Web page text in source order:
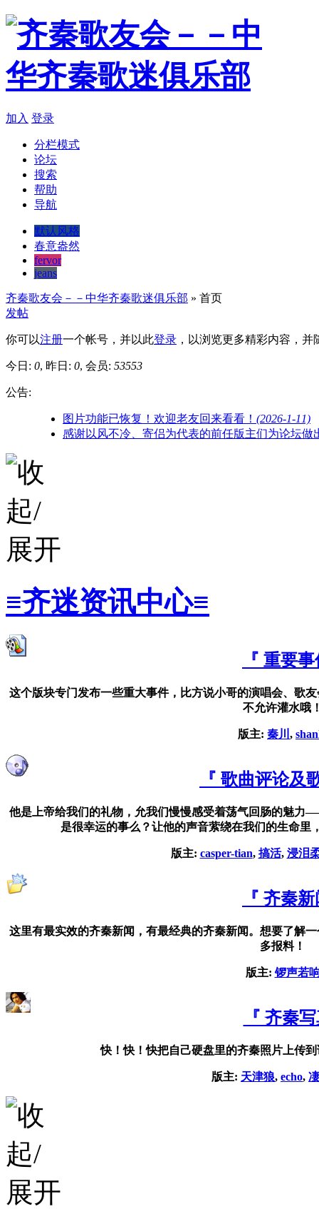
加入 登录
分栏模式
论坛
搜索
帮助
导航
默认风格
春意盎然
fervor
jeans
齐秦歌友会－－中华齐秦歌迷俱乐部 » 首页
发帖
你可以注册一个帐号，并以此登录 ，以浏览更多精彩内容，
今日: 0, 昨日: 0, 会员: 53553
公告:
图片功能已恢复！欢迎老友回来看看！ (2026-1-11)
感谢以风不冷、寄侣为代表的前任版主们为论坛做
≡齐迷资讯中心≡
『 重要
这个版块专门发布一些重大事件，比方说小哥的演唱会、歌
不允许灌水哦
版主: 秦川 ,
『 歌曲评论及
他是上帝给我们的礼物，允我们慢慢感受着荡气回肠的魅力
是很幸运的事么？让他的声音萦绕在我们的生命里
版主: casper-tian, 搞活, 浸泪
『 齐秦
这里有最实效的齐秦新闻，有最经典的齐秦新闻。想要了解
多报料！
版主:锣声若
『 齐秦
快！快！快把自己硬盘里的齐秦照片上传
版主: 天津狼, echo,